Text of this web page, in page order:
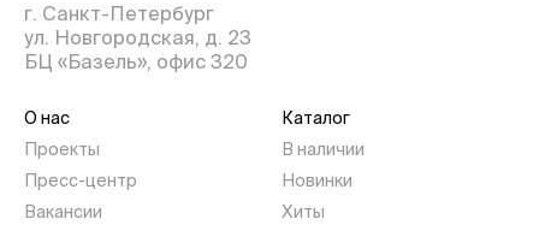
г. Санкт-Петербург
ул. Новгородская, д. 23
БЦ «Базель», офис 320
О нас
Проекты
Пресс-центр
Вакансии
Каталог
В наличии
Новинки
Хиты